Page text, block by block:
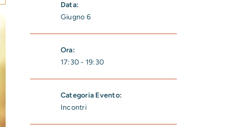
Data:
Giugno 6
Ora:
17:30 - 19:30
Categoria Evento:
Incontri